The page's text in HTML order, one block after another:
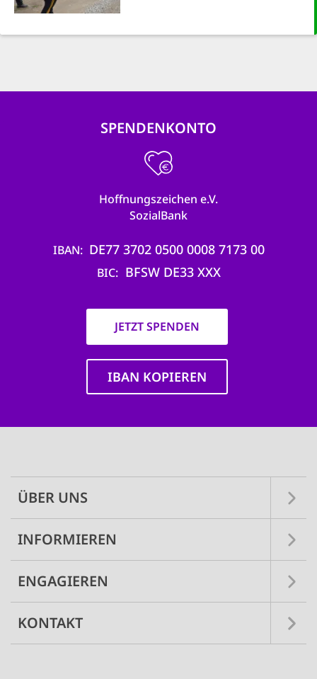
SPENDENKONTO
Hoffnungszeichen e.V.
SozialBank
IBAN DE77 3702 0500 0008 7173 00
BIC BFSW DE33 XXX
JETZT SPENDEN
IBAN KOPIEREN
ÜBER UNS
INFORMIEREN
ENGAGIEREN
KONTAKT